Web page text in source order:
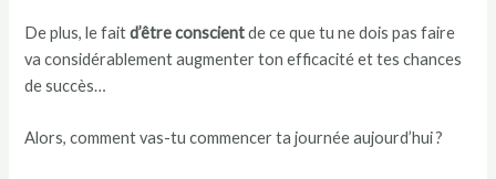
De plus, le faitd’être conscientde ce que tu ne dois pas faire
va considérablement augmenter ton efficacité et tes chances
de succès…
Alors, comment vas-tu commencer ta journée aujourd’hui ?